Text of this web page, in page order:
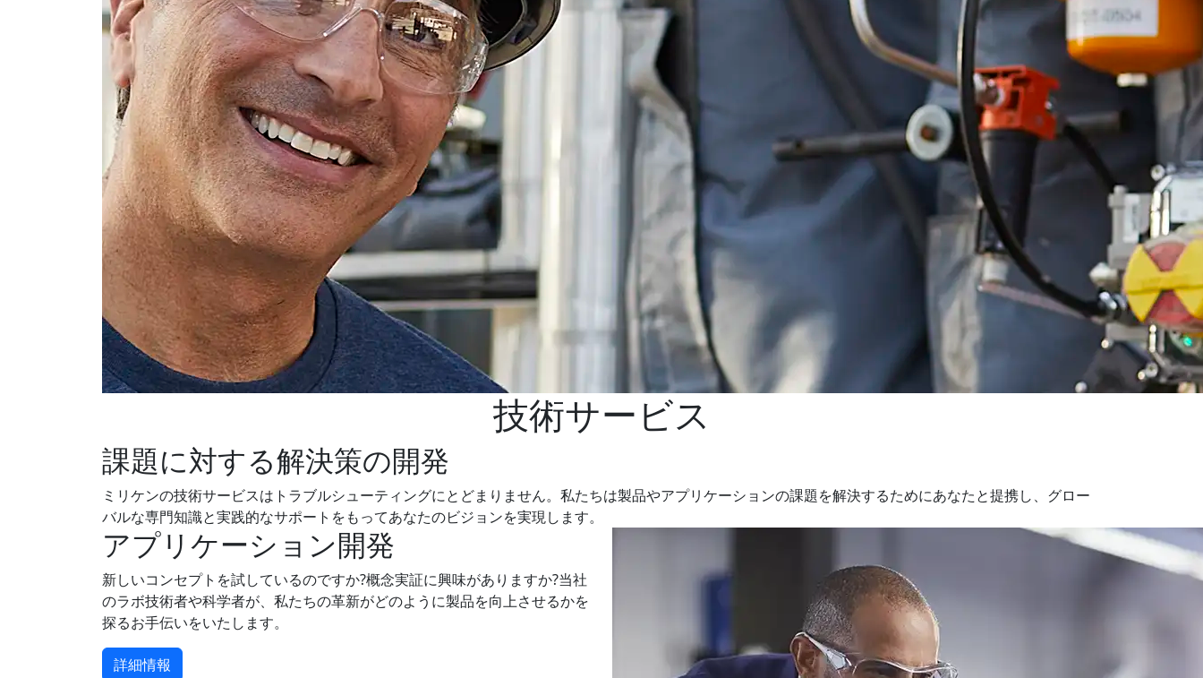
技術サービス
課題に対する解決策の開発
ミリケンの技術サービスはトラブルシューティングにとどまりません。私たちは製品やアプリケーションの課題を解決するためにあなたと提携し、グロー
バルな専門知識と実践的なサポートをもってあなたのビジョンを実現します。
アプリケーション開発
新しいコンセプトを試しているのですか?概念実証に興味がありますか?当社
のラボ技術者や科学者が、私たちの革新がどのように製品を向上させるかを
探るお手伝いをいたします。
詳細情報